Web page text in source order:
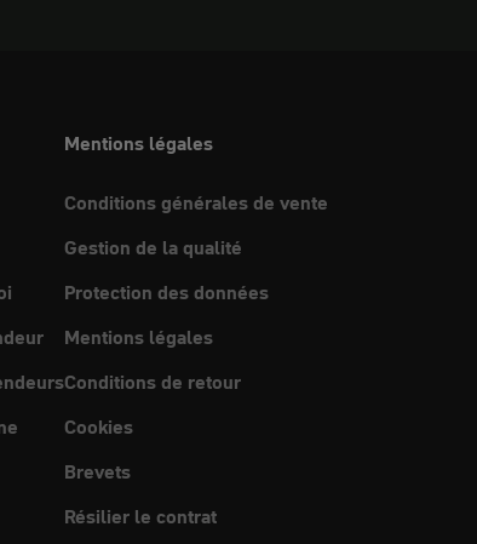
Mentions légales
Conditions générales de vente
Gestion de la qualité
Protection des données
Mentions légales
Conditions de retour
Cookies
Brevets
Résilier le contrat